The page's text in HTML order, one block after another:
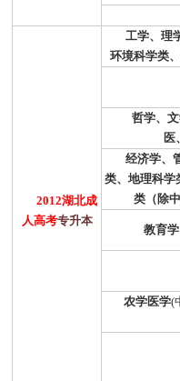
2012湖北成
人高考专升本
工学、理
环境科学类
哲学、
医
经济学、
类、地理科学
类（除
教育学
农学医学(